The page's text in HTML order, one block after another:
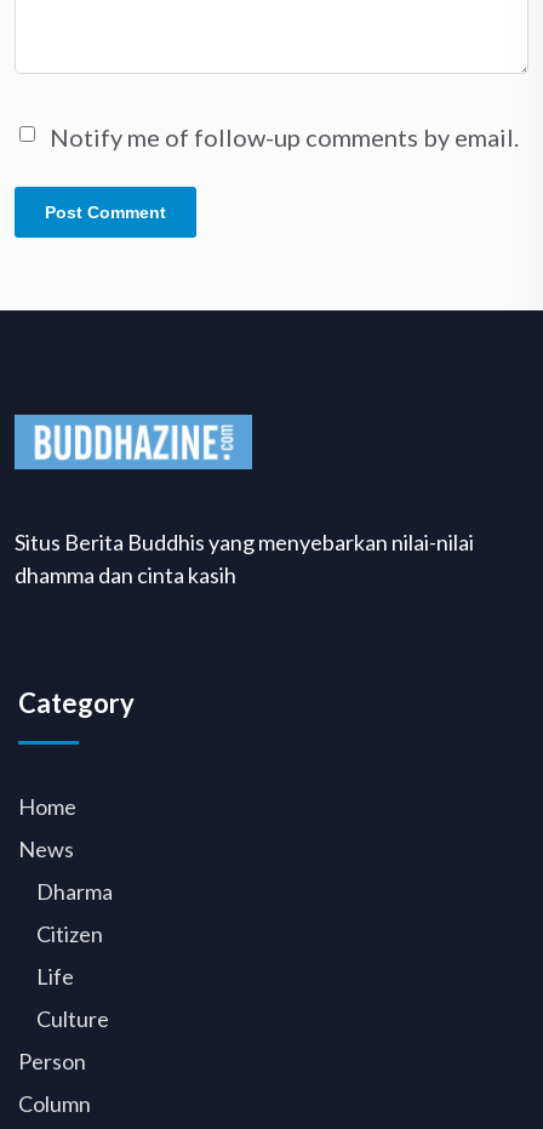
Notify me of follow-up comments by email.
Situs Berita Buddhis yang menyebarkan nilai-nilai
dhamma dan cinta kasih
Category
Home
News
Dharma
Citizen
Life
Culture
Person
Column